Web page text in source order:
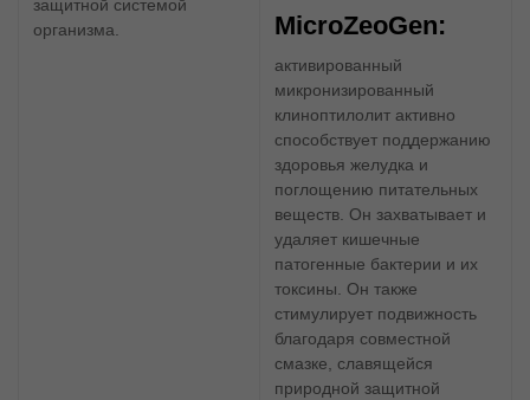
MicroZeoGen:
активированный
микронизированный
клиноптилолит активно
способствует поддержанию
здоровья желудка и
поглощению питательных
веществ. Он захватывает и
удаляет кишечные
патогенные бактерии и их
токсины. Он также
стимулирует подвижность
благодаря совместной
смазке, славящейся
природной защитной